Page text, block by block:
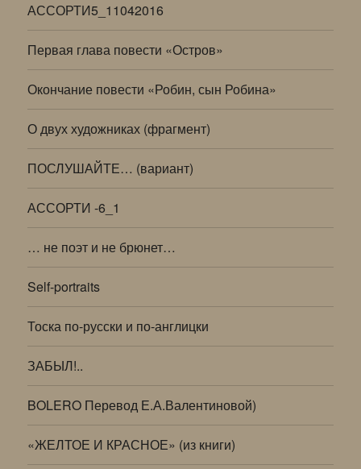
АССОРТИ5_11042016
Первая глава повести «Остров»
Окончание повести «Робин, сын Робина»
О двух художниках (фрагмент)
ПОСЛУШАЙТЕ… (вариант)
АССОРТИ -6_1
… не поэт и не брюнет…
Self-portraits
Тоска по-русски и по-англицки
ЗАБЫЛ!..
BOLERO Перевод Е.А.Валентиновой)
«ЖЕЛТОЕ И КРАСНОЕ» (из книги)